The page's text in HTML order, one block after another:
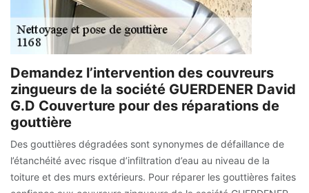
Demandez l’intervention des couvreurs
zingueurs de la société GUERDENER David
G.D Couverture pour des réparations de
gouttière
Des gouttières dégradées sont synonymes de défaillance de
l’étanchéité avec risque d’infiltration d’eau au niveau de la
toiture et des murs extérieurs. Pour réparer les gouttières faites